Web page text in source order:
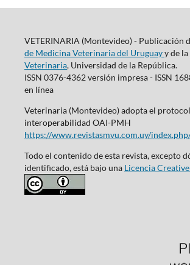
VETERINARIA (Montevideo) - Publicación
de Medicina Veterinaria del Uruguayy de la
Veterinaria, Universidad de la República.
ISSN 0376-4362 versión impresa - ISSN
en línea
Veterinaria (Montevideo) adopta el
interoperabilidad OAI-PMH
https://www.revistasmvu.com.uy/
Todo el contenido de esta revista, excepto
identificado, está bajo una Licencia